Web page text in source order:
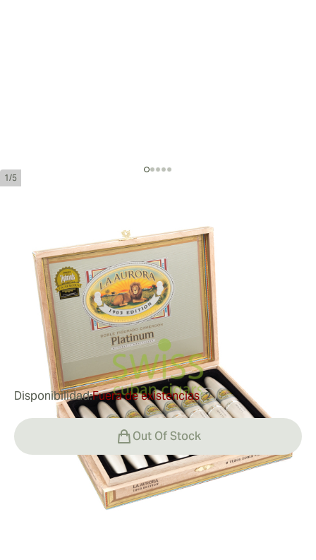
1/5
La Aurora Preferidos Platinum
Tubos
Medidor de anillo:54
Longitud:127 mm / 5 pulgadas
0Reseñas
102,03 € fue191,85 €-47%
Disponibilidad:Fuera de existencias ?
Out Of Stock